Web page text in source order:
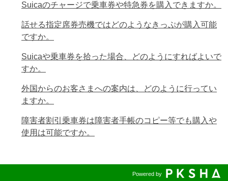
Suicaのチャージで乗車券や特急券を購入できますか。
話せる指定席券売機ではどのようなきっぷが購入可能
ですか。
Suicaや乗車券を拾った場合、どのようにすればよいで
すか。
外国からのお客さまへの案内は、どのように行ってい
ますか。
障害者割引乗車券は障害者手帳のコピー等でも購入や
使用は可能ですか。
Powered by